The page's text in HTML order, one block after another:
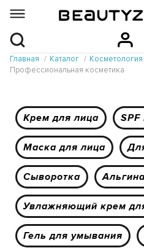
Главная Каталог
Косметология
Профессиональная косметика
Крем для лица SPF
Маска для лица
Сыворотка
Увлажняющий крем
Гель для умывания